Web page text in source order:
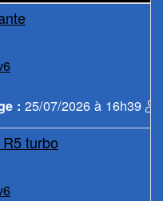
: 25/07/2026 à 16h39
turbo